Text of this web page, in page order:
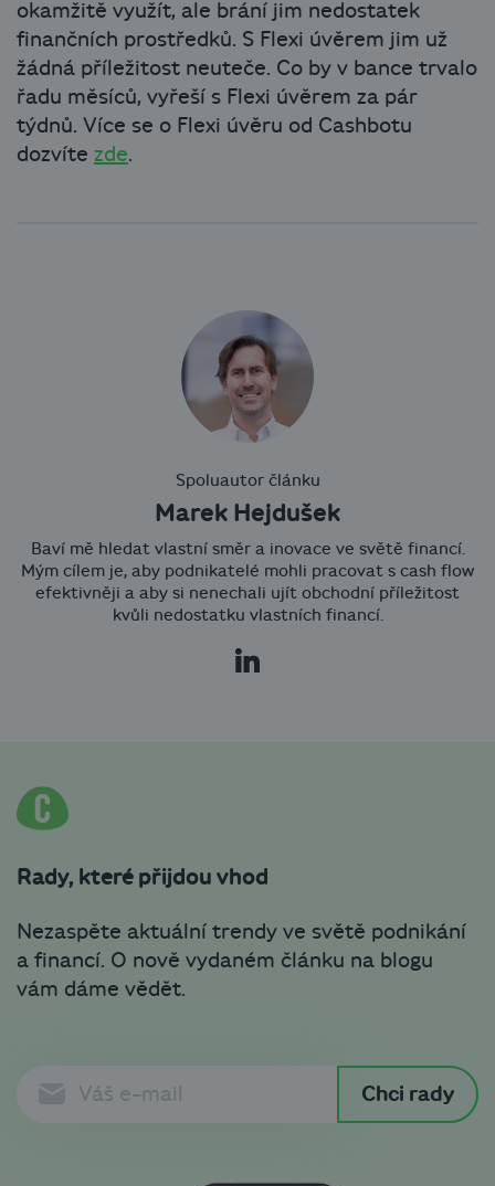
okamžitě využít, ale brání jim nedostatek
finančních prostředků. S Flexi úvěrem jim už
žádná příležitost neuteče. Co by v bance trvalo
řadu měsíců, vyřeší s Flexi úvěrem za pár
týdnů. Více se o Flexi úvěru od Cashbotu
dozvíte zde.
Spoluautor článku
Marek Hejdušek
Baví mě hledat vlastní směr a inovace ve světě financí.
Mým cílem je, aby podnikatelé mohli pracovat s cash flow
efektivněji a aby si nenechali ujít obchodní příležitost
kvůli nedostatku vlastních financí.
Rady, které přijdou vhod
Nezaspěte aktuální trendy ve světě podnikání
a financí. O nově vydaném článku na blogu
vám dáme vědět.
Chci rady